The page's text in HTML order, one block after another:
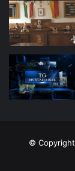
© Copyright